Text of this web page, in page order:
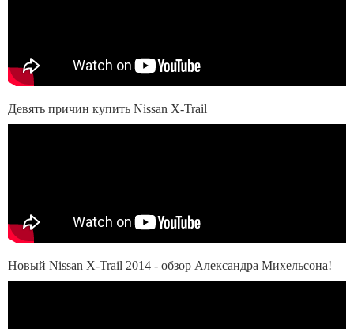
Девять причин купить Nissan X-Trail
Новый Nissan X-Trail 2014 - обзор Александра Михельсона!